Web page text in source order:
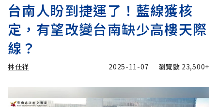
台南人盼到捷運了！藍線獲核
定，有望改變台南缺少高樓天際
線？
林仕祥 2025-11-07 瀏覽數 23,500+